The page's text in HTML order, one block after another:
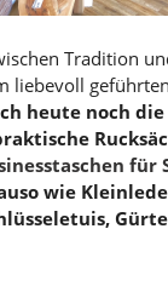
Tradition
liebevoll
heute noch
für
wie